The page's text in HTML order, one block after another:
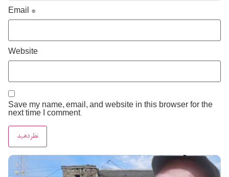
Email *
Website
Save my name, email, and website in this browser for the
next time I comment.